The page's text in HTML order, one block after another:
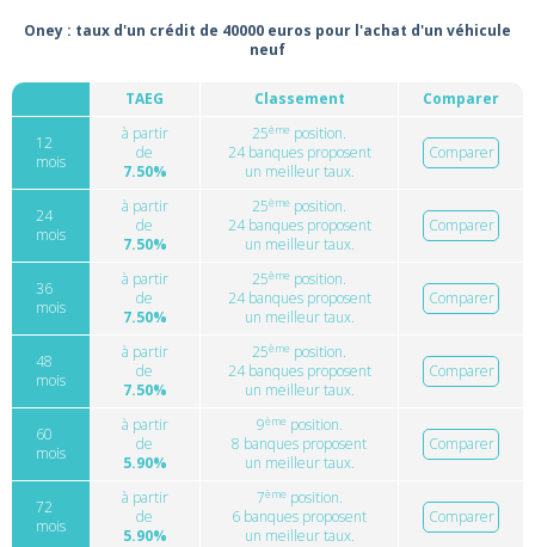
Oney : taux d'un crédit de 40000 euros pour l'achat d'un véhicule
neuf
TAEG Classement Comparer
12
mois
à partir
de
7.50%
25ème position.
24 banques proposent
un meilleur taux.
Comparer
24
mois
à partir
de
7.50%
25ème position.
24 banques proposent
un meilleur taux.
Comparer
36
mois
à partir
de
7.50%
25ème position.
24 banques proposent
un meilleur taux.
Comparer
48
mois
à partir
de
7.50%
25ème position.
24 banques proposent
un meilleur taux.
Comparer
60
mois
à partir
de
5.90%
9èmeposition.
8 banques proposent
un meilleur taux.
Comparer
72
mois
à partir
de
5.90%
7èmeposition.
6 banques proposent
un meilleur taux.
Comparer